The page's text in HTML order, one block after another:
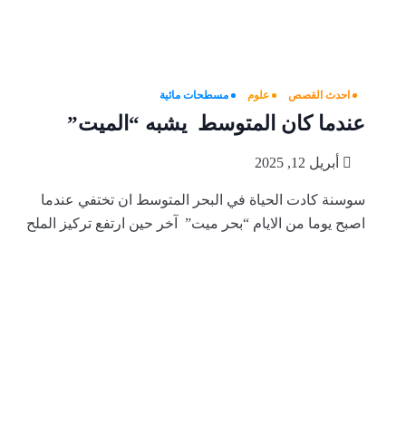
احدث القصص علوم مسطحات مائية
عندما كان المتوسط يشبه “الميت”
أبريل 12, 2025
سوسنة كادت الحياة في البحر المتوسط ان تختفي عندما
اصبح يوما من الايام “بحر ميت” آخر حين ارتفع تركيز الملح